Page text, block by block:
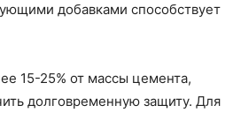
добавками способствует
15-25% от массы цемента,
долговременную защиту. Для